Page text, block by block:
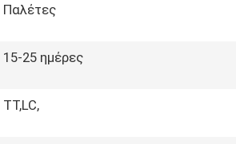
Παλέτες
15-25 ημέρες
TT,LC,